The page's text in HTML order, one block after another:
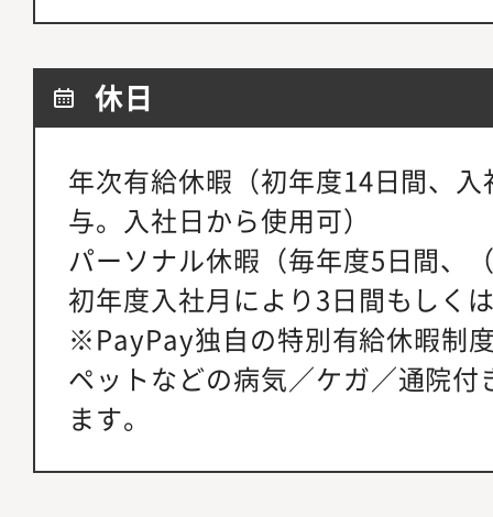
休日
年次有給休暇（初年度14日間、
与。入社日から使用可）
パーソナル休暇（毎年度5日間、
初年度入社月により3日間もしく
※PayPay独自の特別有給休暇制
ペットなどの病気／ケガ／通院
ます。